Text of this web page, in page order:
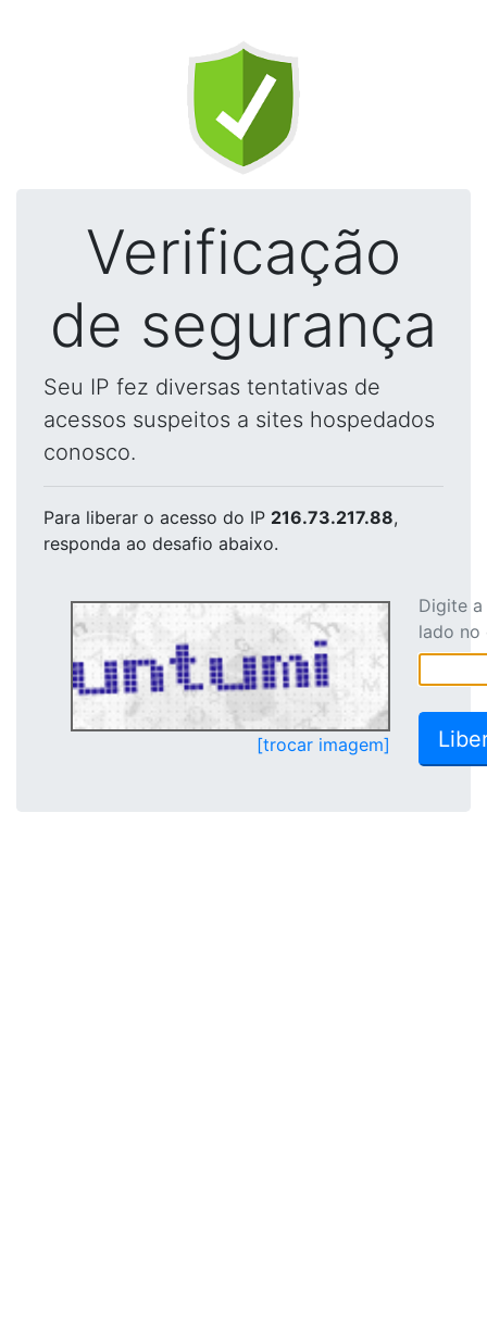
Verificação
de segurança
Seu IP fez diversas tentativas de
acessos suspeitos a sites hospedados
conosco.
Para liberar o acesso do IP 216.73.217.88,
responda ao desafio abaixo.
[trocar imagem]
Digite
lado no